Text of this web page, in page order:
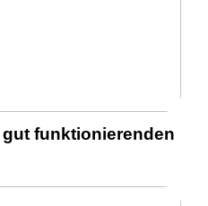
funktionierenden